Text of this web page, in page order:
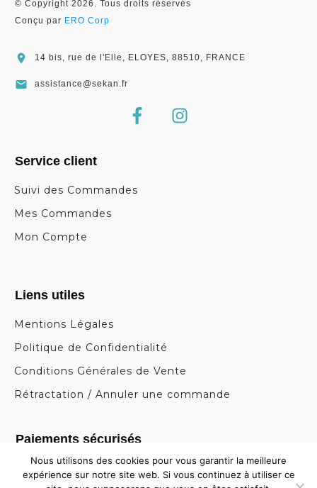
© Copyright 2026 . Tous droits réservés
Conçu par ERO Corp
14 bis, rue de l'Elle, ELOYES, 88510, FRANCE
assistance@sekan.fr
Service client
Suivi des Commandes
Mes Commandes
Mon Compte
Liens utiles
Mentions Légales
Politique de Confidentialité
Conditions Générales de Vente
Rétractation / Annuler une commande
Paiements sécurisés
Nous utilisons des cookies pour vous garantir la meilleure
expérience sur notre site web. Si vous continuez à utiliser ce